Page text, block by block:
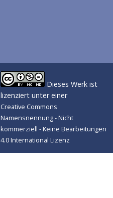
Dieses Werk ist
lizenziert unter einer
Creative Commons
Namensnennung - Nicht
kommerziell - Keine Bearbeitungen
4.0 International Lizenz